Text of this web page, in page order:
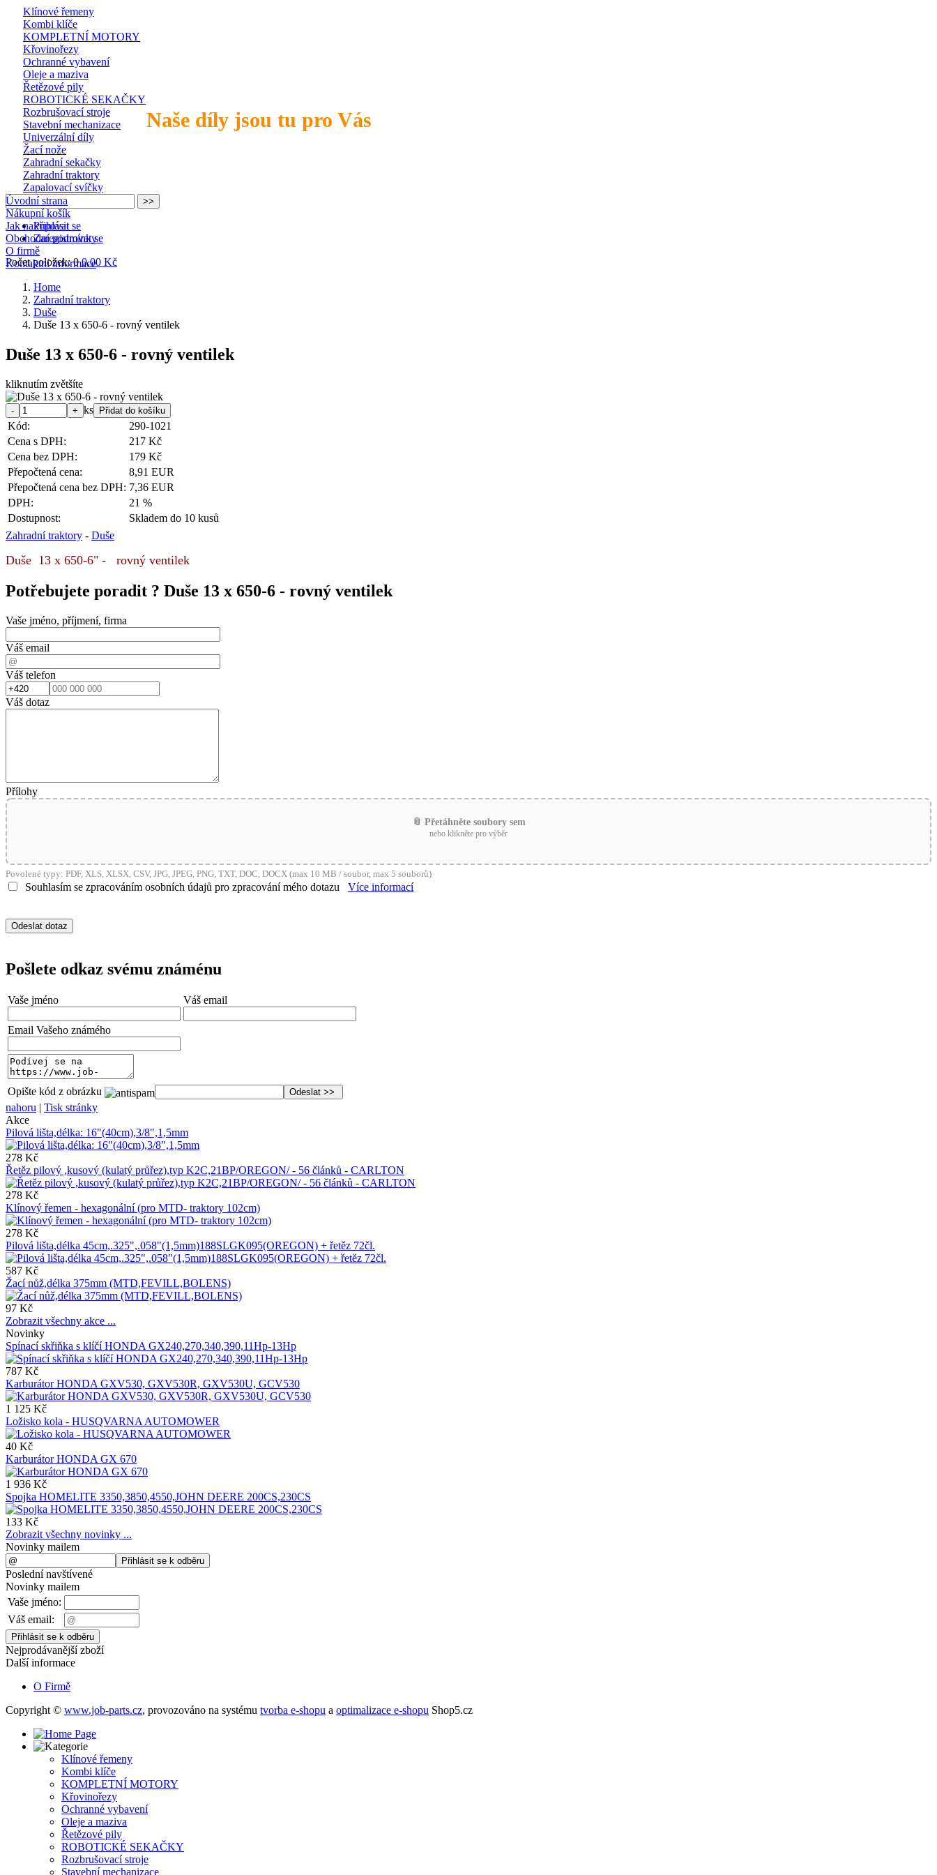
Naše díly jsou tu pro Vás
Klínové řemeny
Kombi klíče
KOMPLETNÍ MOTORY
Křovinořezy
Ochranné vybavení
Oleje a maziva
Řetězové pily
ROBOTICKÉ SEKAČKY
Rozbrušovací stroje
Stavební mechanizace
Univerzální díly
Žací nože
Zahradní sekačky
Zahradní traktory
Zapalovací svíčky
Přihlásit se
Zaregistrovat se
Počet položek: 0 0,00 Kč
Úvodní strana
Nákupní košík
Jak nakupovat
Obchodní podmínky
O firmě
Kontaktní informace
Home
Zahradní traktory
Duše
Duše 13 x 650-6 - rovný ventilek
Duše 13 x 650-6 - rovný ventilek
kliknutím zvětšíte
ks
Kód:
290-1021
Cena s DPH:
217 Kč
Cena bez DPH:
179 Kč
Přepočtená cena:
8,91 EUR
Přepočtená cena bez DPH: 7,36 EUR
DPH:
21 %
Dostupnost:
Skladem do 10 kusů
Zahradní traktory - Duše
Duše 13 x 650-6" - rovný ventilek
Potřebujete poradit ? Duše 13 x 650-6 - rovný ventilek
Vaše jméno, příjmení, firma
Váš email
Váš telefon
Váš dotaz
Přílohy
📎 Přetáhněte soubory sem
nebo klikněte pro výběr
Povolené typy: PDF, XLS, XLSX, CSV, JPG, JPEG, PNG, TXT, DOC, DOCX (max 10 MB / soubor, max 5 souborů)
Souhlasím se zpracováním osobních údajů pro zpracování mého dotazu Více informací
Pošlete odkaz svému známénu
Vaše jméno Váš email
Email Vašeho známého
Opište kód z obrázku
nahoru | Tisk stránky
Akce
Pilová lišta,délka: 16"(40cm),3/8",1,5mm
278 Kč
Řetěz pilový ,kusový (kulatý průřez),typ K2C,21BP/OREGON/ - 56 článků - CARLTON
278 Kč
Klínový řemen - hexagonální (pro MTD- traktory 102cm)
278 Kč
Pilová lišta,délka 45cm,.325",.058"(1,5mm)188SLGK095(OREGON) + řetěz 72čl.
587 Kč
Žací nůž,délka 375mm (MTD,FEVILL,BOLENS)
97 Kč
Zobrazit všechny akce ...
Novinky
Spínací skřiňka s klíčí HONDA GX240,270,340,390,11Hp-13Hp
787 Kč
Karburátor HONDA GXV530, GXV530R, GXV530U, GCV530
1 125 Kč
Ložisko kola - HUSQVARNA AUTOMOWER
40 Kč
Karburátor HONDA GX 670
1 936 Kč
Spojka HOMELITE 3350,3850,4550,JOHN DEERE 200CS,230CS
133 Kč
Zobrazit všechny novinky ...
Novinky mailem
Poslední navštívené
Novinky mailem
Vaše jméno:
Váš email:
Nejprodávanější zboží
Další informace
O Firmě
Copyright © www.job-parts.cz, provozováno na systému tvorba e-shopu a optimalizace e-shopu Shop5.cz
Klínové řemeny
Kombi klíče
KOMPLETNÍ MOTORY
Křovinořezy
Ochranné vybavení
Oleje a maziva
Řetězové pily
ROBOTICKÉ SEKAČKY
Rozbrušovací stroje
Stavební mechanizace